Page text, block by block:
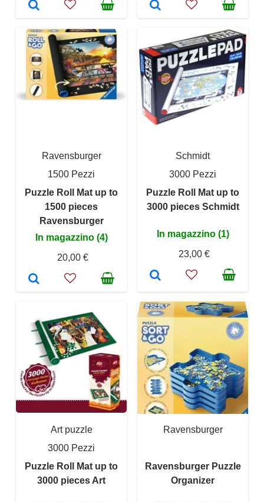
Ravensburger
1500 Pezzi
Puzzle Roll Mat up to
1500 pieces
Ravensburger
In magazzino (4)
20,00 €
Schmidt
3000 Pezzi
Puzzle Roll Mat up to
3000 pieces Schmidt
In magazzino (1)
23,00 €
Art puzzle
3000 Pezzi
Puzzle Roll Mat up to
3000 pieces Art
Ravensburger
Ravensburger Puzzle
Organizer